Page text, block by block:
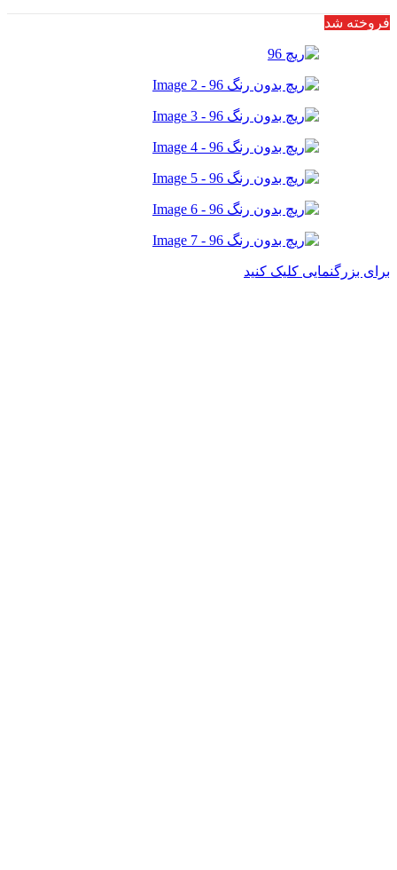
فروخته شد
برای بزرگنمایی کلیک کنید